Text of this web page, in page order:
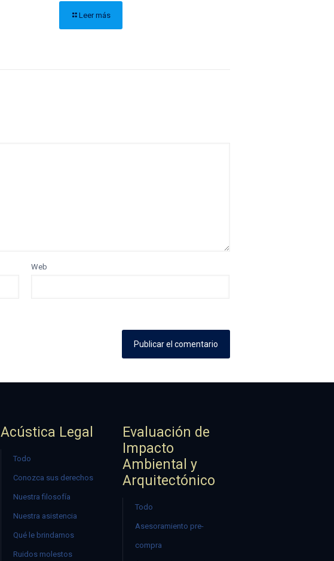
Leer más
Web
Acústica Legal
Todo
Conozca sus derechos
Nuestra filosofía
Nuestra asistencia
Qué le brindamos
Ruidos molestos
Evaluación de
Impacto
Ambiental y
Arquitectónico
Todo
Asesoramiento pre-
compra